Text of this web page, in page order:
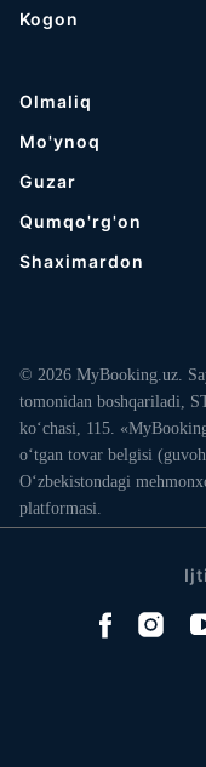
Kogon
Olmaliq
Mo'ynoq
Guzar
Qumqo'rg'on
Shaximardon
© 2026 MyBooking.uz.
tomonidan boshqariladi,
ko‘chasi, 115.
o‘tgan tovar belgisi
O‘zbekistondagi
platformasi.